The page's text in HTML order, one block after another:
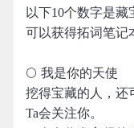
以下10个数字是藏
可以获得拓词笔记
🌕 我是你的天使
挖得宝藏的人，还
Ta会关注你。